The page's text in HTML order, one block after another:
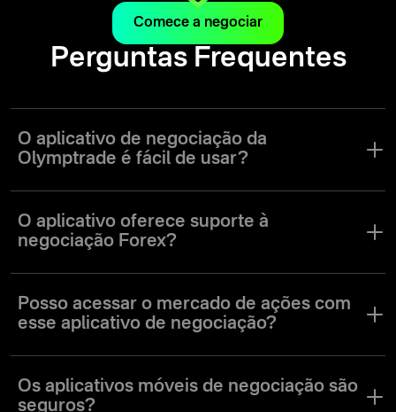
Comece a negociar
Perguntas Frequentes
O aplicativo de negociação da
Olymptrade é fácil de usar?
navegação na interface e uso das várias ferramentas de
negociação a favor de traders de todos os níveis de experiência.
O aplicativo oferece suporte à
negociação Forex?
Forex, assim como outros modos de negociação que atendem às
necessidades de usuários com vários estilos e preferências de
negociação.
Posso acessar o mercado de ações com
esse aplicativo de negociação?
variedade de ações, moedas, índices e outros tipos de ativos em
vários mercados do mundo.
Os aplicativos móveis de negociação são
seguros?